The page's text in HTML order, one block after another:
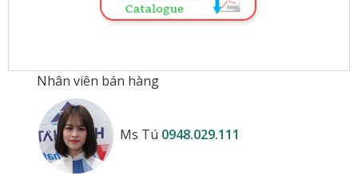
Nhân viên bán hàng
Ms Tú 0948.029.111